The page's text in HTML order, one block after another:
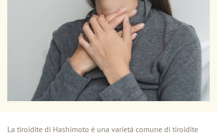
La tiroidite di Hashimoto è una varietà comune di tiroidite